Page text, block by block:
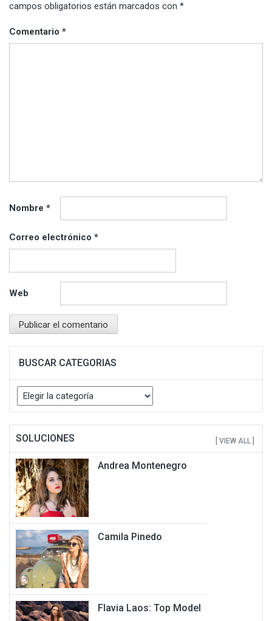
campos obligatorios están marcados con *
Comentario *
Nombre *
Correo electrónico *
Web
BUSCAR CATEGORIAS
Buscar
Categorias
SOLUCIONES [ VIEW ALL ]
Andrea Montenegro
Camila Pinedo
Flavia Laos: Top Model